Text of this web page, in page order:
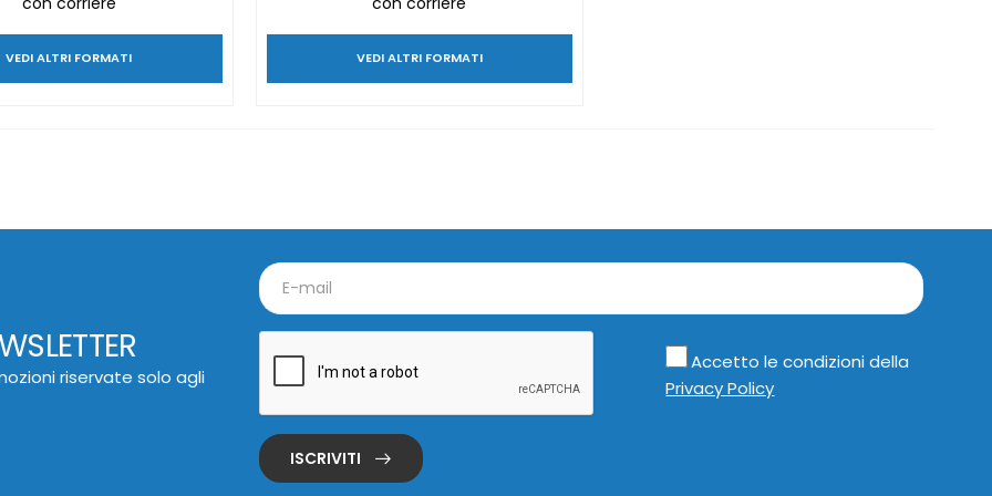
VEDI ALTRI FORMATI VEDI ALTRI FORMATI
riservate solo agli
Accetto le condizioni della
Privacy Policy
ISCRIVITI